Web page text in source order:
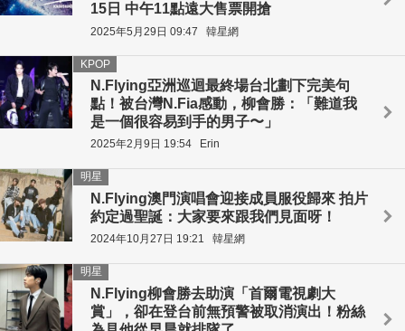
15日 中午11點遠大售票開搶
2025年5月29日 09:47 韓星網
N.Flying亞洲巡迴最終場台北劃下完美句
點！被台灣N.Fia感動，柳會勝：「難道我
是一個很容易到手的男子〜」
KPOP
2025年2月9日 19:54 Erin
N.Flying澳門演唱會迎接成員服役歸來 拍片
約定過聖誕：大家要來跟我們見面呀！
明星
2024年10月27日 19:21 韓星網
N.Flying柳會勝去助演「首爾電視劇大
賞」，卻在登台前無預警被取消演出！粉絲
明星